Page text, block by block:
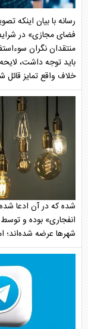
رسانه با بیان اینکه
فضای مجازی» در
منتقدان نگران
باید توجه داشت،
خلاف واقع تمایز
شده که در آن ادعا
انفجاری» بوده و
شهرها عرضه شده‌اند؛